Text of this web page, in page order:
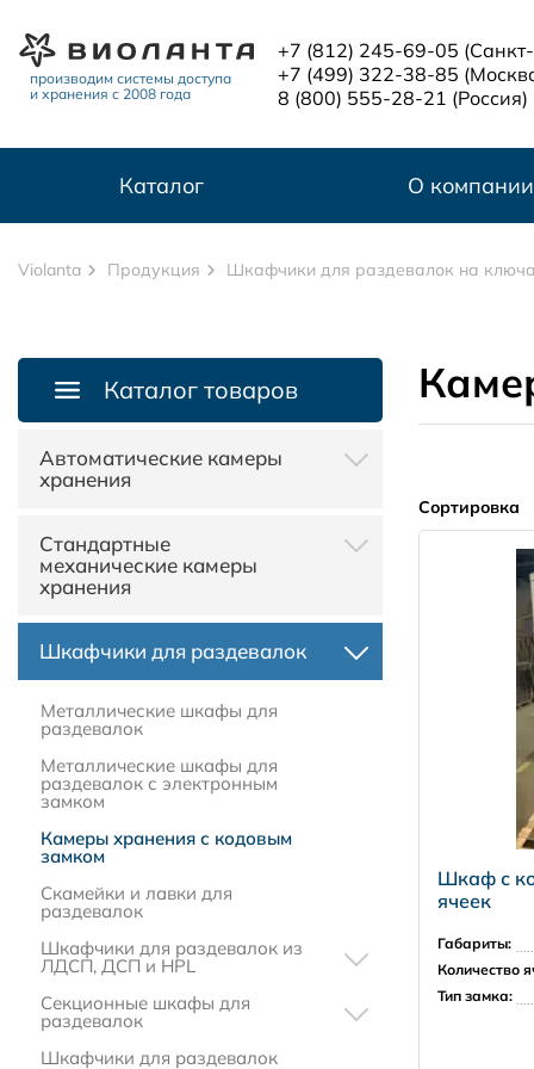
производим системы доступа
и хранения с 2008 года
+7 (812) 245-69-05
+7 (499) 322-38-85
8 (800) 555-28-21 (Россия)
Каталог О компании
Violanta Продукция Шкафчики для раздевалок на
Сортировка
Шкаф с
ячеек
Габариты:
Количество
Тип замка:
Каталог товаров
Автоматические камеры
хранения
хранения из HPL пластика
Автоматические камеры
хранения для аэропортов и
ЖД вокзалов (серия Touch)
Автоматические камеры
Камеры хранения и смарт-
шкафы с UHF считывателем
Стандартные
механические камеры
хранения
хранения
хранения и локеров
Шкафчики для раздевалок
Металлические шкафы для
раздевалок
Металлические шкафы для
раздевалок с электронным
замком
Камеры хранения с кодовым
замком
Скамейки и лавки для
раздевалок
Шкафчики для раздевалок из
ЛДСП, ДСП и HPL
Шкафы для спортивных
раздевалок
Z-образные шкафчики для
Секционные шкафы для
раздевалок
Односекционные шкафы
Шкафчики для раздевалок